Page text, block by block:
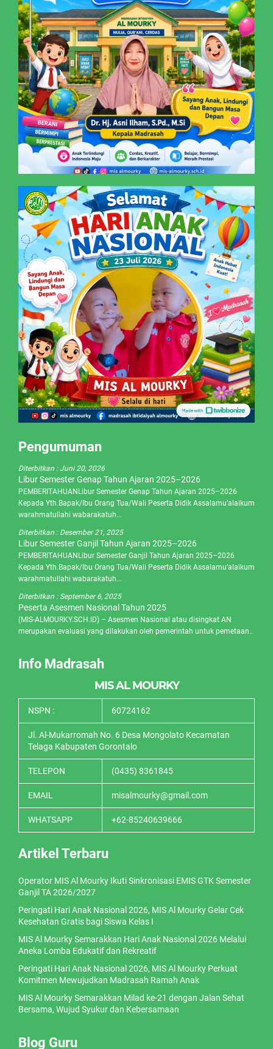
Pengumuman
Diterbitkan :Juni 20, 2026
Libur Semester Genap Tahun Ajaran 2025–2026
PEMBERITAHUANLibur Semester Genap Tahun Ajaran 2025–2026
Kepada Yth.Bapak/Ibu Orang Tua/Wali Peserta Didik Assalamu’alaikum
warahmatullahi wabarakatuh...
Diterbitkan : Desember 21, 2025
Libur Semester Ganjil Tahun Ajaran 2025–2026
PEMBERITAHUANLibur Semester Ganjil Tahun Ajaran 2025–2026
Kepada Yth.Bapak/Ibu Orang Tua/Wali Peserta Didik Assalamu’alaikum
warahmatullahi wabarakatuh...
Diterbitkan : September 6, 2025
Peserta Asesmen Nasional Tahun 2025
(MIS-ALMOURKY.SCH.ID) – Asesmen Nasional atau disingkat AN
merupakan evaluasi yang dilakukan oleh pemerintah untuk pemetaan..
Info Madrasah
MIS AL MOURKY
NSPN : 60724162
Jl. Al-Mukarromah No. 6 Desa Mongolato Kecamatan
Telaga Kabupaten Gorontalo
TELEPON (0435) 8361845
EMAIL misalmourky@gmail.com
WHATSAPP +62-85240639666
Artikel Terbaru
Operator MIS Al Mourky Ikuti Sinkronisasi EMIS GTK Semester
Ganjil TA 2026/2027
Peringati Hari Anak Nasional 2026, MIS Al Mourky Gelar Cek
Kesehatan Gratis bagi Siswa Kelas I
MIS Al Mourky Semarakkan Hari Anak Nasional 2026 Melalui
Aneka Lomba Edukatif dan Rekreatif
Peringati Hari Anak Nasional 2026, MIS Al Mourky Perkuat
Komitmen Mewujudkan Madrasah Ramah Anak
MIS Al Mourky Semarakkan Milad ke-21 dengan Jalan Sehat
Bersama, Wujud Syukur dan Kebersamaan
Blog Guru